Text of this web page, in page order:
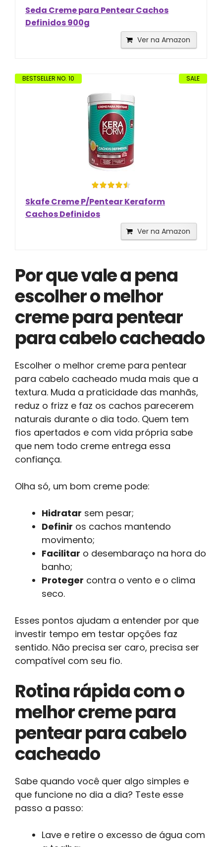
Seda Creme para Pentear Cachos
Definidos 900g
Ver na Amazon
SALE
BESTSELLER NO. 10
Skafe Creme P/Pentear Keraform
Cachos Definidos
Ver na Amazon
Por que vale a pena
escolher o melhor
creme para pentear
para cabelo cacheado
Escolher o melhor creme para pentear
para cabelo cacheado muda mais que a
textura. Muda a praticidade das manhãs,
reduz o frizz e faz os cachos parecerem
naturais durante o dia todo. Quem tem
fios apertados e com vida própria sabe
que nem todo creme entrega essa
confiança.
Olha só, um bom creme pode:
Hidratar sem pesar;
Definir os cachos mantendo
movimento;
Facilitar o desembaraço na hora do
banho;
Proteger contra o vento e o clima
seco.
Esses pontos ajudam a entender por que
investir tempo em testar opções faz
sentido. Não precisa ser caro, precisa ser
compatível com seu fio.
Rotina rápida com o
melhor creme para
pentear para cabelo
cacheado
Sabe quando você quer algo simples e
que funcione no dia a dia? Teste esse
passo a passo:
Lave e retire o excesso de água com